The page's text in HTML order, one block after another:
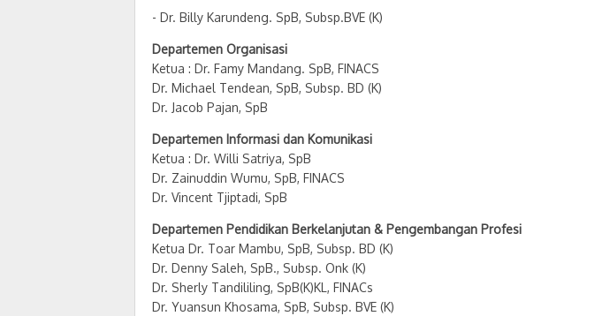
- Dr. Billy Karundeng. SpB, Subsp.BVE (K)
Departemen Organisasi
Ketua : Dr. Famy Mandang. SpB, FINACS
Dr. Michael Tendean, SpB, Subsp. BD (K)
Dr. Jacob Pajan, SpB
Departemen Informasi dan Komunikasi
Ketua : Dr. Willi Satriya, SpB
Dr. Zainuddin Wumu, SpB, FINACS
Dr. Vincent Tjiptadi, SpB
Departemen Pendidikan Berkelanjutan & Pengembangan Profesi
Ketua Dr. Toar Mambu, SpB, Subsp. BD (K)
Dr. Denny Saleh, SpB., Subsp. Onk (K)
Dr. Sherly Tandililing, SpB(K)KL, FINACs
Dr. Yuansun Khosama, SpB, Subsp. BVE (K)